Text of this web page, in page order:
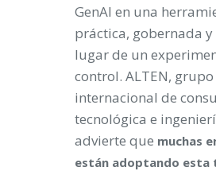
GenAI en una
práctica, gobernada y
lugar de un
control. ALTEN, grupo
internacional de
tecnológica e
advierte que muchas
están adoptando esta